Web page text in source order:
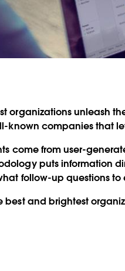
organizations unleash
known companies that
come from user-
puts information
follow-up questions to
best and brightest